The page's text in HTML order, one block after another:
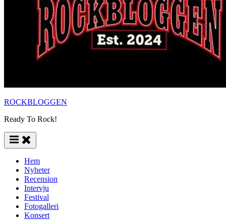
ROCKBLOGGEN
Ready To Rock!
Hem
Nyheter
Recension
Intervju
Festival
Fotogalleri
Konsert